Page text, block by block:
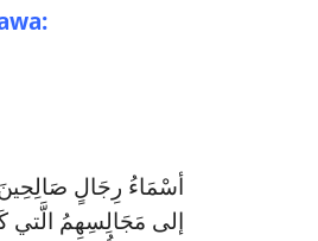
أسْمَاءُ رِجَالٍ
إلى مَجَالِسِهِمُ الَّتي